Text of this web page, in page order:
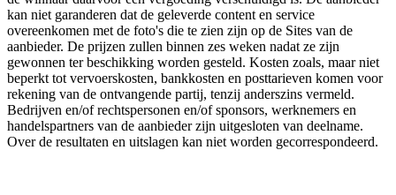
kan niet garanderen dat de geleverde content en service
overeenkomen met de foto's die te zien zijn op de Sites van de
aanbieder. De prijzen zullen binnen zes weken nadat ze zijn
gewonnen ter beschikking worden gesteld. Kosten zoals, maar niet
beperkt tot vervoerskosten, bankkosten en posttarieven komen voor
rekening van de ontvangende partij, tenzij anderszins vermeld.
Bedrijven en/of rechtspersonen en/of sponsors, werknemers en
handelspartners van de aanbieder zijn uitgesloten van deelname.
Over de resultaten en uitslagen kan niet worden gecorrespondeerd.